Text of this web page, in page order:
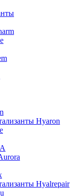
Hyaron
Hyalrepair